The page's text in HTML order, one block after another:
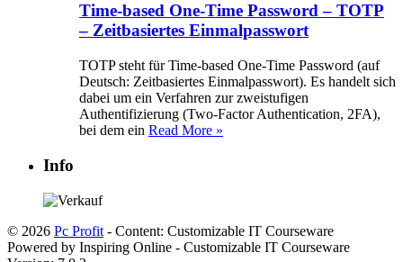
Time-based One-Time Password – TOTP
– Zeitbasiertes Einmalpasswort
TOTP steht für Time-based One-Time Password (auf
Deutsch: Zeitbasiertes Einmalpasswort). Es handelt sich
dabei um ein Verfahren zur zweistufigen
Authentifizierung (Two-Factor Authentication, 2FA),
bei dem ein Read More »
Info
© 2026 Pc Profit - Content: Customizable IT Courseware
Powered by Inspiring Online - Customizable IT Courseware